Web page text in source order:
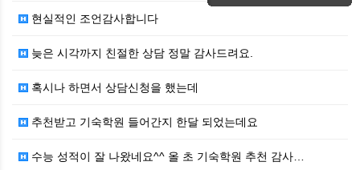
현실적인 조언감사합니다
늦은 시각까지 친절한 상담 정말 감사드려요.
혹시나 하면서 상담신청을 했는데
추천받고 기숙학원 들어간지 한달 되었는데요
수능 성적이 잘 나왔네요^^ 올 초 기숙학원 추천 감사…